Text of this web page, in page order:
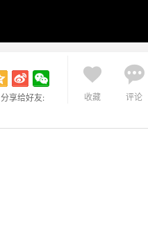
分享给好友:

收藏

评论